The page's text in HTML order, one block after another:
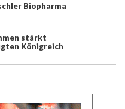
Biopharma
stärkt
Königreich